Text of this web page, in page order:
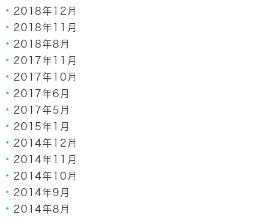
2018年12月
2018年11月
2018年8月
2017年11月
2017年10月
2017年6月
2017年5月
2015年1月
2014年12月
2014年11月
2014年10月
2014年9月
2014年8月